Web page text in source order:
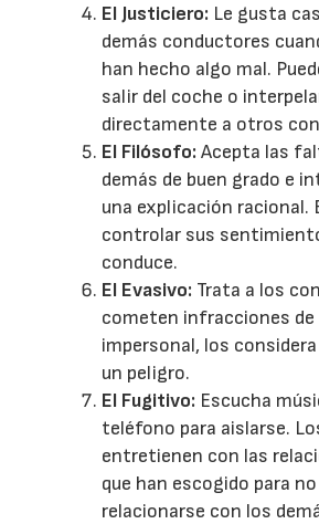
El Justiciero: Le gusta
demás conductores
han hecho algo mal.
salir del coche o
directamente a otros
El Filósofo: Acepta las
demás de buen grado e
una explicación racional.
controlar sus
conduce.
El Evasivo: Trata a los
cometen infracciones
impersonal, los
un peligro.
El Fugitivo: Escucha
teléfono para aislarse.
entretienen con las
que han escogido para
relacionarse con los